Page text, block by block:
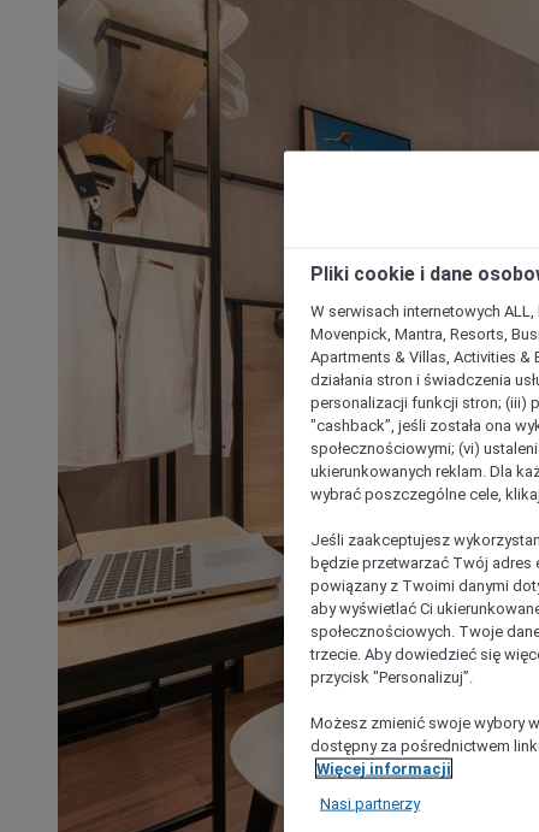
Pliki cookie i dane
W serwisach internetowych
Movenpick, Mantra, Resorts,
Apartments & Villas, Activities &
działania stron i świadczenia
personalizacji funkcji stron; (iii)
"cashback”, jeśli została ona
społecznościowymi; (vi)
ukierunkowanych reklam. Dla
wybrać poszczególne cele,
Jeśli zaakceptujesz
będzie przetwarzać Twój adres
powiązany z Twoimi danymi
aby wyświetlać Ci
społecznościowych. Twoje
trzecie. Aby dowiedzieć się
przycisk "Personalizuj”.
Możesz zmienić swoje wybory
dostępny za pośrednictwem
Więcej informacji
Nasi partnerzy